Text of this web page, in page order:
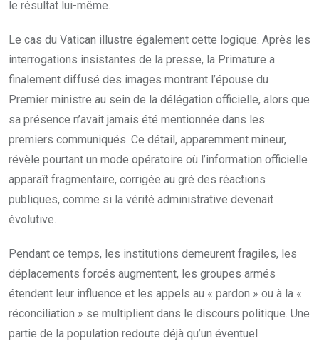
le résultat lui-même.
Le cas du Vatican illustre également cette logique. Après les
interrogations insistantes de la presse, la Primature a
finalement diffusé des images montrant l’épouse du
Premier ministre au sein de la délégation officielle, alors que
sa présence n’avait jamais été mentionnée dans les
premiers communiqués. Ce détail, apparemment mineur,
révèle pourtant un mode opératoire où l’information officielle
apparaît fragmentaire, corrigée au gré des réactions
publiques, comme si la vérité administrative devenait
évolutive.
Pendant ce temps, les institutions demeurent fragiles, les
déplacements forcés augmentent, les groupes armés
étendent leur influence et les appels au « pardon » ou à la «
réconciliation » se multiplient dans le discours politique. Une
partie de la population redoute déjà qu’un éventuel